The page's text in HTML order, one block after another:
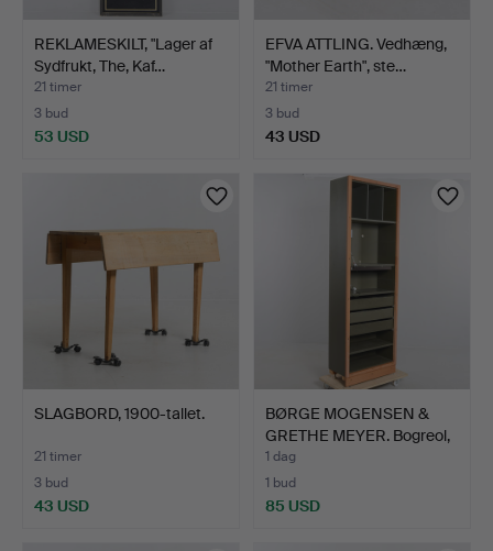
REKLAMESKILT, "Lager af
Sydfrukt, The, Kaf…
21 timer
3 bud
53 USD
EFVA ATTLING. Vedhæng,
"Mother Earth", ste…
21 timer
3 bud
43 USD
SLAGBORD, 1900-tallet.
21 timer
3 bud
43 USD
BØRGE MOGENSEN &
GRETHE MEYER. Bogreol,
Bo…
1 dag
1 bud
85 USD